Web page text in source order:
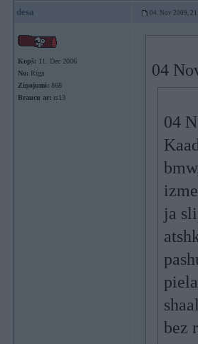
desa 04. Nov 2009,
Kopš: 11. Dec 2006
No: Rīga
Ziņojumi: 868
Braucu ar: rs13
04
04
ja
bez